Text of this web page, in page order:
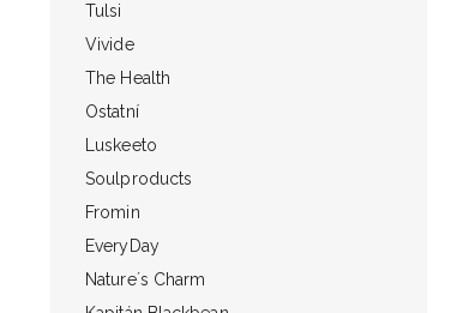
Tulsi
Vivide
The Health
Ostatní
Luskeeto
Soulproducts
Fromin
EveryDay
Nature´s Charm